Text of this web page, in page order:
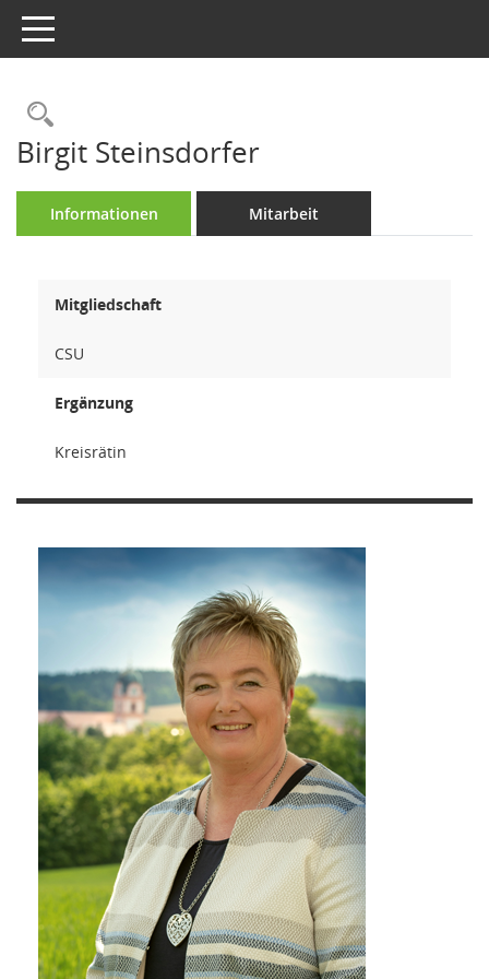
Toggle navigation
Rechercheauswahl
Birgit Steinsdorfer
Informationen Mitarbeit
Mitgliedschaft
CSU
Ergänzung
Kreisrätin